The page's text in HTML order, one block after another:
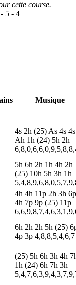
cette course.
- 5 - 4
Musique
4s 2h (25) As 4s 4s
Ah 1h (24) 5h 2h
5h 6h 2h 1h 4h 2h
(25) 10h 5h 3h 1h
4h 4h 11p 2h 3h 6p
4h 7p 9p (25) 11p
6h 2h 2h 5h (25) 6
4p 3p 4,8,8,5,4,6,7
(25) 5h 6h 3h 4h 7
1h (24) 6h 7h 3h